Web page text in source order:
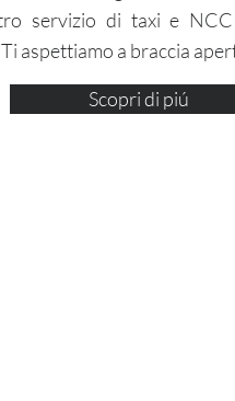
servizio di taxi e
aspettiamo a braccia
Scopri di piú